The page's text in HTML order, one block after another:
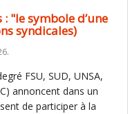
"le symbole d’une
syndicales)
FSU, SUD, UNSA,
annoncent dans un
de participer à la